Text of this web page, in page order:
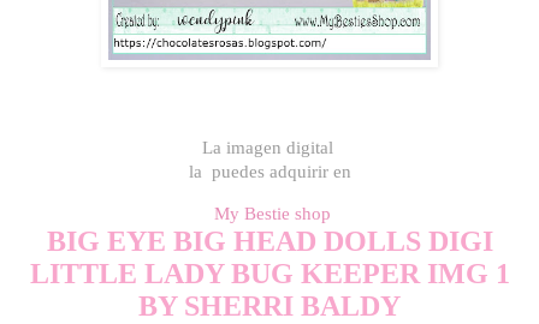
La imagen digital
la puedes adquirir en
My Bestie shop
BIG EYE BIG HEAD DOLLS DIGI
LITTLE LADY BUG KEEPER IMG 1
BY SHERRI BALDY